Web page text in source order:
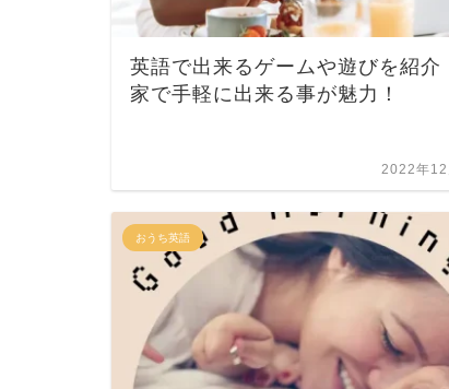
英語で出来るゲームや遊びを紹介
家で手軽に出来る事が魅力！
2022年12
おうち英語